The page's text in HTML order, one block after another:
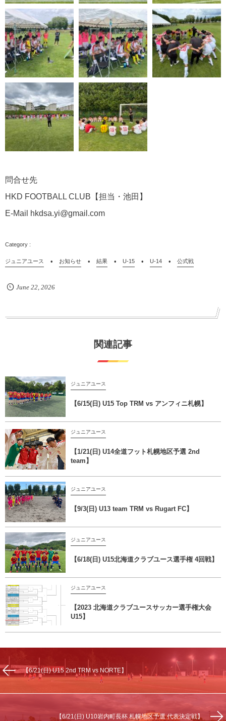
問合せ先
HKD FOOTBALL CLUB【担当・池田】
E-Mail hkdsa.yi@gmail.com
ジュニアユース お知らせ 結果 U-15 U-14 公式戦
June 22, 2026
関連記事
ジュニアユース
【6/15(日) U15 Top TRM vs アンフィニ札幌】
ジュニアユース
【1/21(日) U14全道フット札幌地区予選 2nd
team】
ジュニアユース
【9/3(日) U13 team TRM vs Rugart FC】
ジュニアユース
【6/18(日) U15北海道クラブユース選手権 4回戦】
ジュニアユース
【2023 北海道クラブユースサッカー選手権大会
U15】
【6/21(日) U15 2nd TRM vs NORTE】
【6/21(日) U10岩内町長杯 札幌地区予選 代表決定戦】